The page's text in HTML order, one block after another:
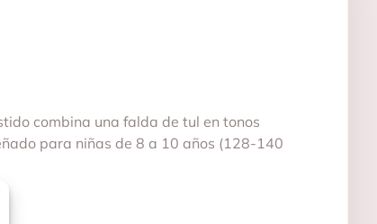
combina una falda de tul en tonos
para niñas de 8 a 10 años (128-140